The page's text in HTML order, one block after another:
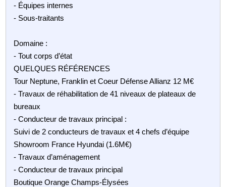
- Équipes internes
- Sous-traitants
Domaine :
- Tout corps d’état
QUELQUES RÉFÉRENCES
Tour Neptune, Franklin et Coeur Défense Allianz 12 M€
- Travaux de réhabilitation de 41 niveaux de plateaux de
bureaux
- Conducteur de travaux principal :
Suivi de 2 conducteurs de travaux et 4 chefs d’équipe
Showroom France Hyundai (1.6M€)
- Travaux d’aménagement
- Conducteur de travaux principal
Boutique Orange Champs-Élysées